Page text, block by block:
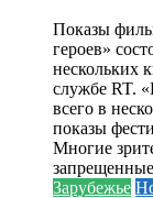
Показы
героев»
нескольких
службе RT.
всего в
показы
Многие
Зарубежье